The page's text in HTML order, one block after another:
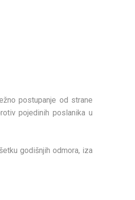
postupanje od strane
pojedinih poslanika u
godišnjih odmora, iza